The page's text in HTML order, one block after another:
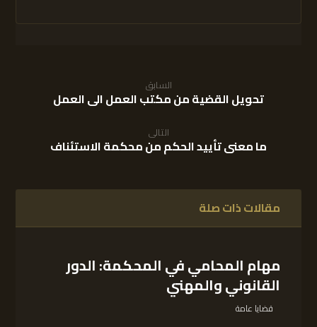
السابق
تحويل القضية من مكتب العمل الى العمل
التالى
ما معنى تأييد الحكم من محكمة الاستئناف
مقالات ذات صلة
مهام المحامي في المحكمة: الدور
القانوني والمهني
قضايا عامة